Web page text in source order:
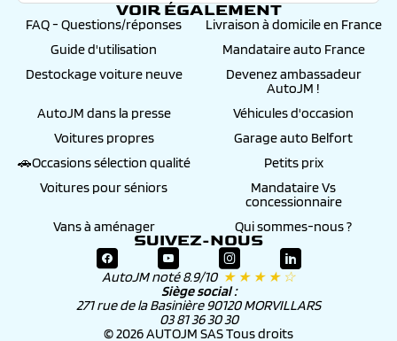
VOIR ÉGALEMENT
FAQ - Questions/réponses
Livraison à domicile en France
Guide d'utilisation
Mandataire auto France
Destockage voiture neuve
Devenez ambassadeur
AutoJM !
AutoJM dans la presse
Véhicules d'occasion
Voitures propres
Garage auto Belfort
🚗Occasions sélection qualité
Petits prix
Voitures pour séniors
Mandataire Vs
concessionnaire
Vans à aménager
Qui sommes-nous ?
SUIVEZ-NOUS
AutoJM noté 8.9/10 ★ ★ ★ ★ ☆
Siège social :
271 rue de la Basinière 90120 MORVILLARS
03 81 36 30 30
© 2026 AUTOJM SAS Tous droits